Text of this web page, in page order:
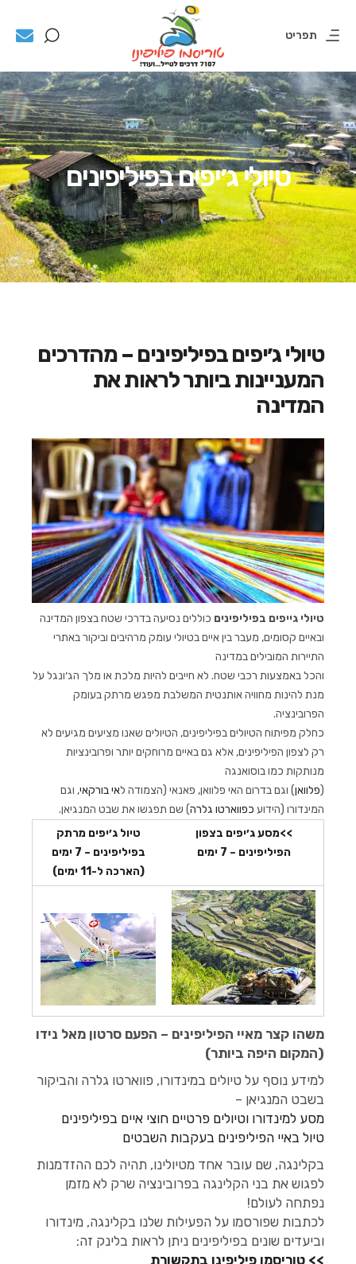
תפריט
טיולי ג׳יפים בפיליפינים
טיולי ג׳יפים בפיליפינים – מהדרכים
המעניינות ביותר לראות את
המדינה
טיולי גייפים בפיליפינים כוללים נסיעה בדרכי שטח בצפון המדינה
ובאיים קסומים, מעבר בין איים בטיולי עומק מרהיבים וביקור באתרי
התיירות המובילים במדינה
והכל באמצעות רכבי שטח. לא חייבים להיות מלכת או מלך הג׳ונגל על
מנת להינות מחוויה אותנטית המשלבת מפגש מרתק בעומק
הפרובינציה.
כחלק מפיתוח הטיולים בפיליפינים, הטיולים שאנו מציעים מגיעים לא
רק לצפון הפיליפינים, אלא גם באיים מרוחקים יותר ופרובינציות
מנותקות כמו בוסואנגה
(פלוואן) וגם בדרום האי פלוואן, פאנאי (הצמודה לאי בורקאי, וגם
המינדורו (הידוע כפווארטו גלרה) שם תפגשו את שבט המנגיאן.
>>מסע ג׳יפים בצפון
הפיליפינים – 7 ימים
טיול ג׳יפים מרתק
בפיליפינים – 7 ימים
(הארכה ל-11 ימים)
משהו קצר מאיי הפיליפינים – הפעם סרטון מאל נידו
(המקום היפה ביותר)
למידע נוסף על טיולים במינדורו, פווארטו גלרה והביקור
בשבט המנגיאן –
מסע למינדורו וטיולים פרטיים חוצי איים בפיליפינים
טיול באיי הפיליפינים בעקבות השבטים
בקלינגה, שם עובר אחד מטיולינו, תהיה לכם ההזדמנות
לפגוש את בני הקלינגה בפרובינציה שרק לא מזמן
נפתחה לעולם!
לכתבות שפורסמו על הפעילות שלנו בקלינגה, מינדורו
וביעדים שונים בפיליפינים ניתן לראות בלינק זה:
>> טוריסמו פיליפינו בתקשורת